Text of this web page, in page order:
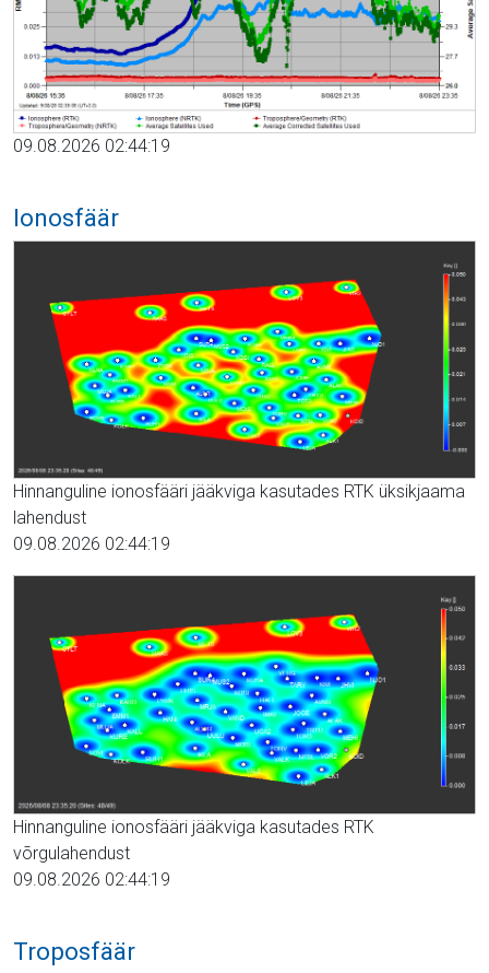
09.08.2026 02:44:19
Ionosfäär
Hinnanguline ionosfääri jääkviga kasutades RTK üksikjaama
lahendust
09.08.2026 02:44:19
Hinnanguline ionosfääri jääkviga kasutades RTK
võrgulahendust
09.08.2026 02:44:19
Troposfäär